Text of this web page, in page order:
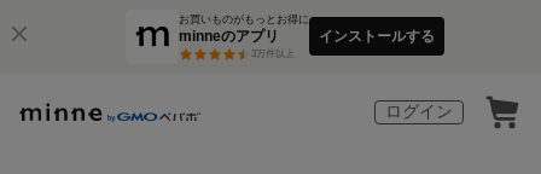
お買いものがもっとお得に
minneのアプリ
3万件以上
インストールする
ログイン